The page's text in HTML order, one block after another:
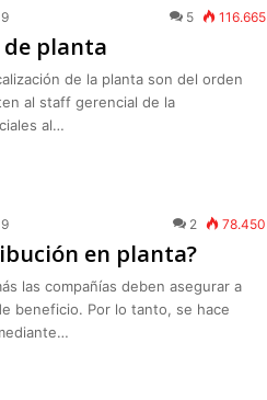
5 116.665
planta
de la planta son del orden
al staff gerencial de la
al…
2 78.450
en planta?
las compañías deben asegurar a
beneficio. Por lo tanto, se hace